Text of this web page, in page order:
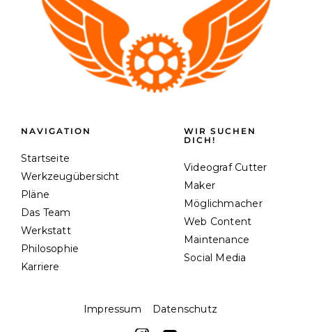
NAVIGATION
Startseite
Werkzeugübersicht
Pläne
Das Team
Werkstatt
Philosophie
Karriere
WIR SUCHEN
DICH!
Videograf Cutter
Maker
Möglichmacher
Web Content
Maintenance
Social Media
Impressum Datenschutz